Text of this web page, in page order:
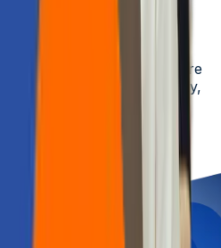
confidence. Our SMEs are
shaping future-ready,